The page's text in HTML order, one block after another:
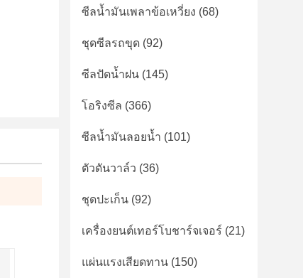
ซีลน้ำมันเพลาข้อเหวี่ยง (68)
ชุดซีลรถขุด (92)
ซีลปัดน้ำฝน (145)
โอริงซีล (366)
ซีลน้ำมันลอยน้ำ (101)
ตัวดันวาล์ว (36)
ชุดปะเก็น (92)
เครื่องยนต์เทอร์โบชาร์จเจอร์ (21)
แผ่นแรงเสียดทาน (150)